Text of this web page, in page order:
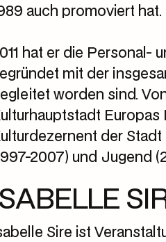
auch promoviert hat.
hat er die Personal-
mit der
worden sind.
Europas
der
2007) und Jugend
Sire ist